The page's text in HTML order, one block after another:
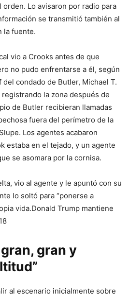
Lo avisaron por radio para
se transmitió también al
la fuente.
vio a Crooks antes de que
no pudo enfrentarse a él, según
condado de Butler, Michael T.
la zona después de
de Butler recibieran llamadas
fuera del perímetro de la
Los agentes acabaron
estaba en el tejado, y un agente
se asomara por la cornisa.
vio al agente y le apuntó con su
lo soltó para “ponerse a
vida.Donald Trump mantiene
gran y
al escenario inicialmente sobre